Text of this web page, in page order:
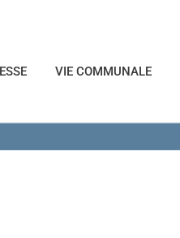
VIE COMMUNALE